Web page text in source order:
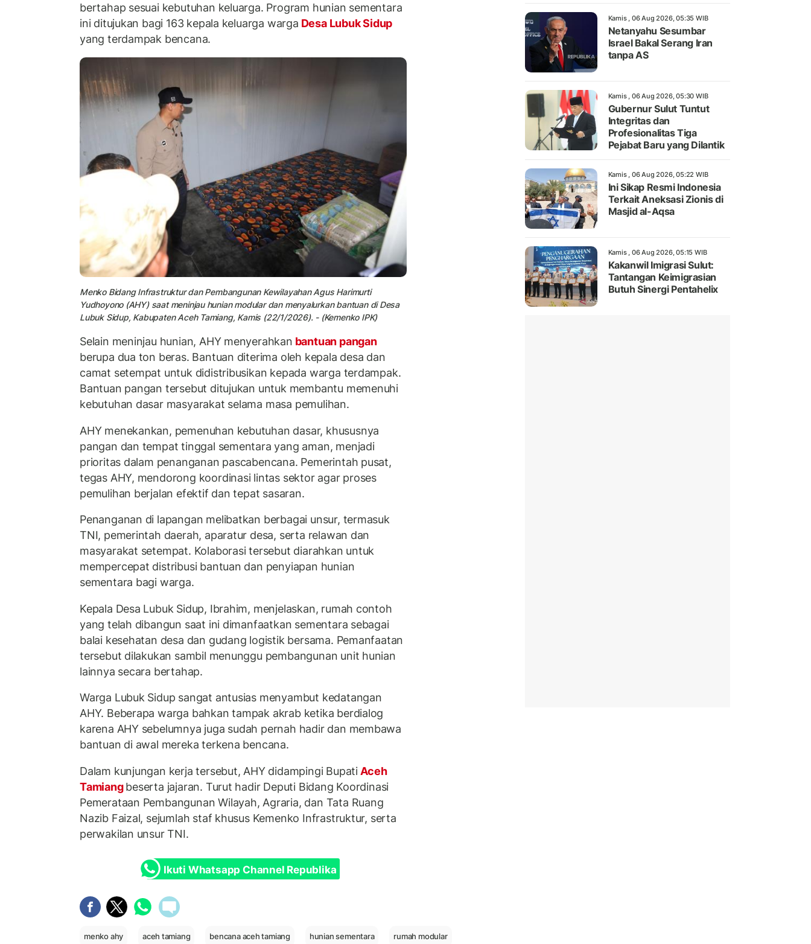
bertahap sesuai kebutuhan keluarga. Program hunian sementara
ini ditujukan bagi 163 kepala keluarga warga Desa Lubuk Sidup
yang terdampak bencana.
Menko Bidang Infrastruktur dan Pembangunan Kewilayahan Agus Harimurti
Yudhoyono (AHY) saat meninjau hunian modular dan menyalurkan bantuan di Desa
Lubuk Sidup, Kabupaten Aceh Tamiang, Kamis (22/1/2026). - (Kemenko IPK)
Selain meninjau hunian, AHY menyerahkan bantuan pangan
berupa dua ton beras. Bantuan diterima oleh kepala desa dan
camat setempat untuk didistribusikan kepada warga terdampak.
Bantuan pangan tersebut ditujukan untuk membantu memenuhi
kebutuhan dasar masyarakat selama masa pemulihan.
AHY menekankan, pemenuhan kebutuhan dasar, khususnya
pangan dan tempat tinggal sementara yang aman, menjadi
prioritas dalam penanganan pascabencana. Pemerintah pusat,
tegas AHY, mendorong koordinasi lintas sektor agar proses
pemulihan berjalan efektif dan tepat sasaran.
Penanganan di lapangan melibatkan berbagai unsur, termasuk
TNI, pemerintah daerah, aparatur desa, serta relawan dan
masyarakat setempat. Kolaborasi tersebut diarahkan untuk
mempercepat distribusi bantuan dan penyiapan hunian
sementara bagi warga.
Kepala Desa Lubuk Sidup, Ibrahim, menjelaskan, rumah contoh
yang telah dibangun saat ini dimanfaatkan sementara sebagai
balai kesehatan desa dan gudang logistik bersama. Pemanfaatan
tersebut dilakukan sambil menunggu pembangunan unit hunian
lainnya secara bertahap.
Warga Lubuk Sidup sangat antusias menyambut kedatangan
AHY. Beberapa warga bahkan tampak akrab ketika berdialog
karena AHY sebelumnya juga sudah pernah hadir dan membawa
bantuan di awal mereka terkena bencana.
Dalam kunjungan kerja tersebut, AHY didampingi BupatiAceh
Tamiangbeserta jajaran. Turut hadir Deputi Bidang Koordinasi
Pemerataan Pembangunan Wilayah, Agraria, dan Tata Ruang
Nazib Faizal, sejumlah staf khusus Kemenko Infrastruktur, serta
perwakilan unsur TNI.
Ikuti Whatsapp Channel Republika
menko ahy aceh tamiang bencana aceh tamiang hunian sementara rumah modular
Kamis , 06 Aug 2026, 05:35 WIB
Netanyahu Sesumbar
Israel Bakal Serang Iran
tanpa AS
Kamis , 06 Aug 2026, 05:30 WIB
Gubernur Sulut Tuntut
Integritas dan
Profesionalitas Tiga
Pejabat Baru yang Dilantik
Kamis , 06 Aug 2026, 05:22 WIB
Ini Sikap Resmi Indonesia
Terkait Aneksasi Zionis di
Masjid al-Aqsa
Kamis , 06 Aug 2026, 05:15 WIB
Kakanwil Imigrasi Sulut:
Tantangan Keimigrasian
Butuh Sinergi Pentahelix